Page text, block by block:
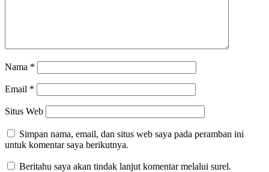
Nama *
Email *
Situs Web
Simpan nama, email, dan situs web saya pada peramban ini
untuk komentar saya berikutnya.
Beritahu saya akan tindak lanjut komentar melalui surel.